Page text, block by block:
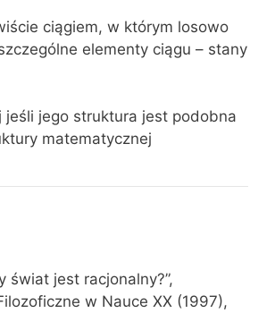
ciągiem, w którym losowo
elementy ciągu – stany
jeśli jego struktura jest podobna
matematycznej
świat jest racjonalny?”,
w Nauce XX (1997),